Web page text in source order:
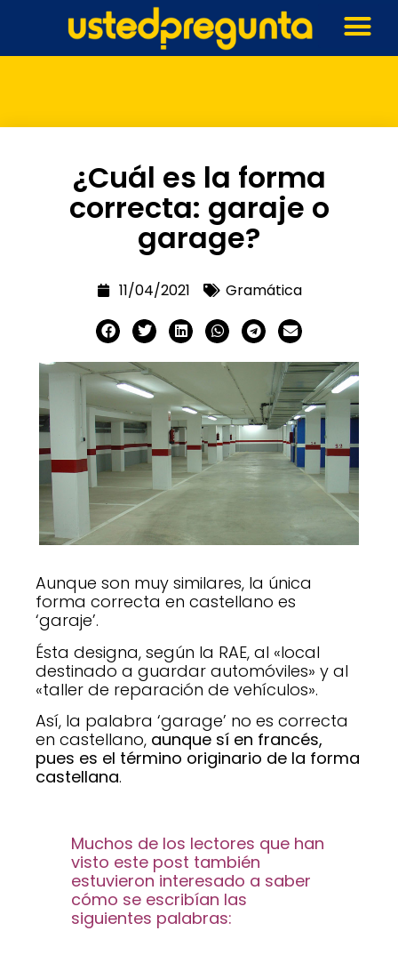
¿Cuál es la forma
correcta: garaje o
garage?
11/04/2021 Gramática
Aunque son muy similares, la única
forma correcta en castellano es
‘garaje’.
Ésta designa, según la RAE, al «local
destinado a guardar automóviles» y al
«taller de reparación de vehículos».
Así, la palabra ‘garage’ no es correcta
en castellano, aunque sí en francés,
pues es el término originario de la forma
castellana.
Muchos de los lectores que han
visto este post también
estuvieron interesado a saber
cómo se escribían las
siguientes palabras: